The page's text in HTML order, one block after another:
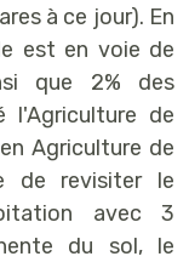
à ce jour). En
est en voie de
que 2% des
l'Agriculture de
Agriculture de
de revisiter le
avec 3
du sol, le